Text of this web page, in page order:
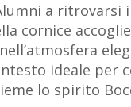
a ritrovarsi
cornice
ideale per
lo spirito